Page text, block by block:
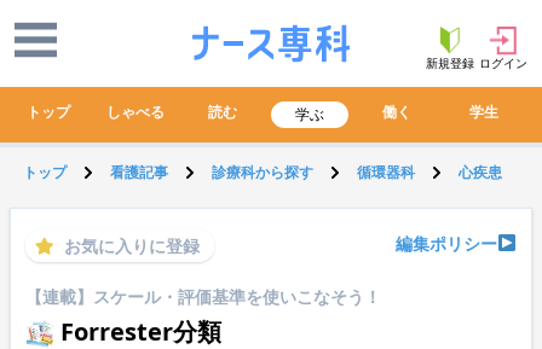
新規登録 ログイン
トップ しゃべる 読む 学ぶ 働く 学生
トップ 看護記事 診療科から探す 循環器科 心疾患
お気に入りに登録 編集ポリシー
【連載】スケール・評価基準を使いこなそう！
Forrester分類